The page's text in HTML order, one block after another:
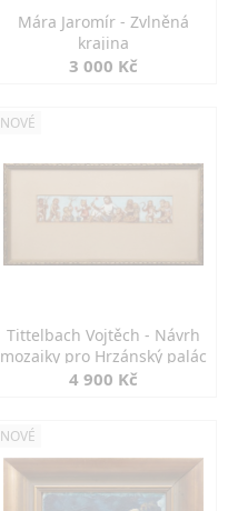
Mára Jaromír - Zvlněná
krajina
3 000 Kč
NOVÉ
Tittelbach Vojtěch - Návrh
mozaiky pro Hrzánský palác
4 900 Kč
NOVÉ